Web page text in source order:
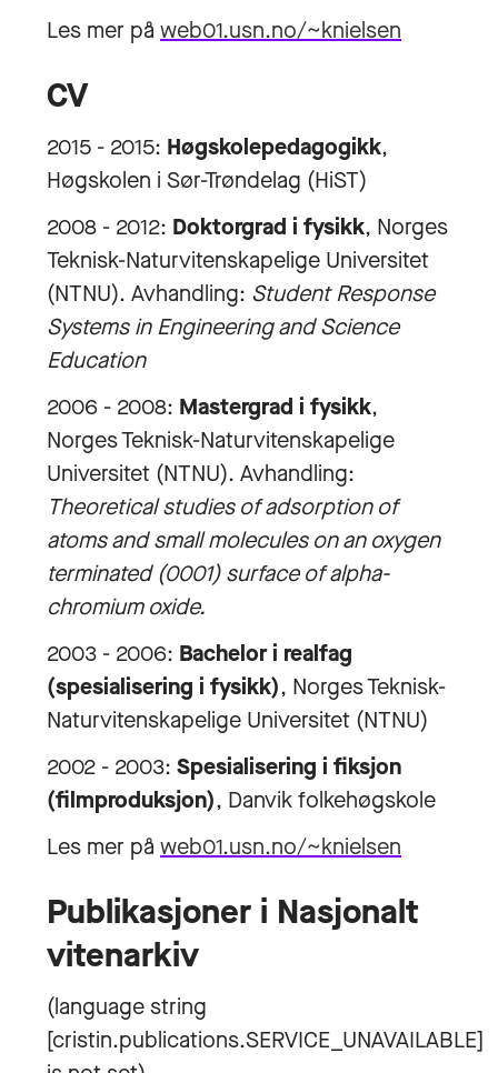
Les mer på web01.usn.no/~knielsen
CV
2015 - 2015: Høgskolepedagogikk,
Høgskolen i Sør-Trøndelag (HiST)
2008 - 2012: Doktorgrad i fysikk, Norges
Teknisk-Naturvitenskapelige Universitet
(NTNU). Avhandling: Student Response
Systems in Engineering and Science
Education
2006 - 2008: Mastergrad i fysikk,
Norges Teknisk-Naturvitenskapelige
Universitet (NTNU). Avhandling:
Theoretical studies of adsorption of
atoms and small molecules on an oxygen
terminated (0001) surface of alpha-
chromium oxide.
2003 - 2006: Bachelor i realfag
(spesialisering i fysikk), Norges Teknisk-
Naturvitenskapelige Universitet (NTNU)
2002 - 2003: Spesialisering i fiksjon
(filmproduksjon), Danvik folkehøgskole
Les mer på web01.usn.no/~knielsen
Publikasjoner i Nasjonalt
vitenarkiv